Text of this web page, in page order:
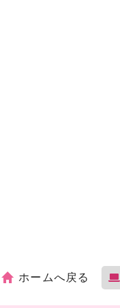
ホームへ戻る